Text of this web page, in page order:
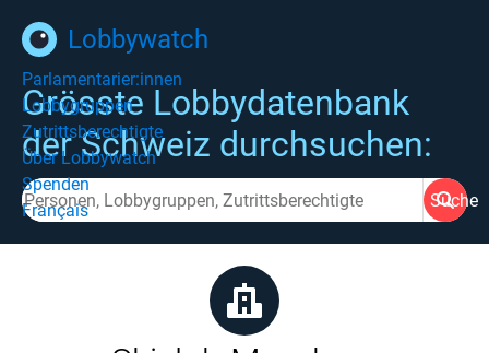
Lobbywatch
Parlamentarier:innen
Lobbygruppen
Zutrittsberechtigte
Über Lobbywatch
Spenden
Français
Grösste Lobbydatenbank
der Schweiz durchsuchen:
Suche